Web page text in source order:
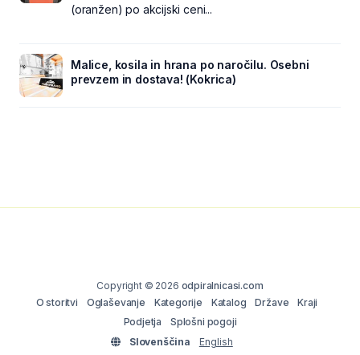
(oranžen) po akcijski ceni...
Malice, kosila in hrana po naročilu. Osebni
prevzem in dostava! (Kokrica)
Copyright © 2026 odpiralnicasi.com
O storitvi
Oglaševanje Kategorije Katalog Države
Kraji
Podjetja
Splošni pogoji
Slovenščina
English